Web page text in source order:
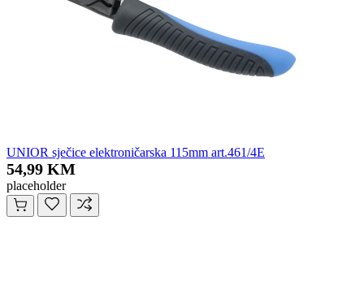
UNIOR sječice elektroničarska 115mm art.461/4E
54,99 KM
placeholder